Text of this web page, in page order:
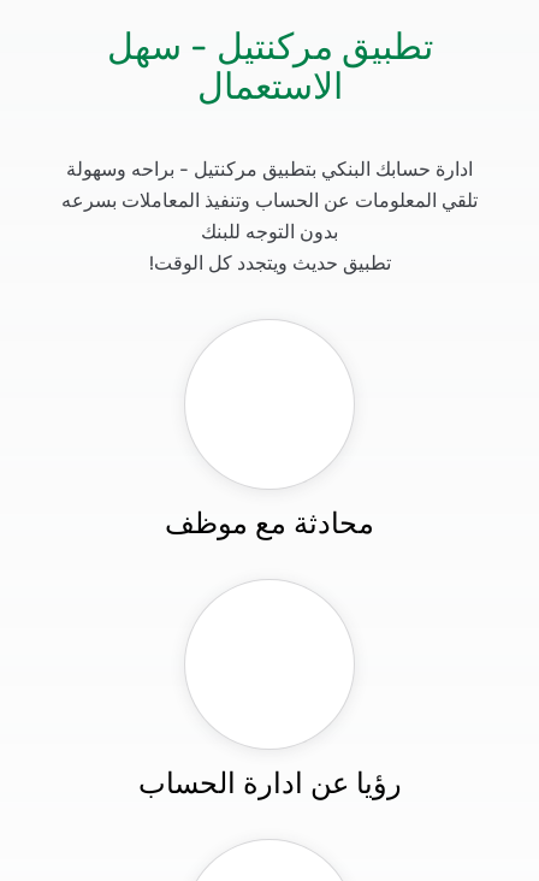
تطبيق مركنتيل - سهل
الاستعمال
ادارة حسابك البنكي بتطبيق مركنتيل - براحه وسهولة
تلقي المعلومات عن الحساب وتنفيذ المعاملات بسرعه
بدون التوجه للبنك
تطبيق حديث ويتجدد كل الوقت!
محادثة مع موظف
رؤيا عن ادارة الحساب